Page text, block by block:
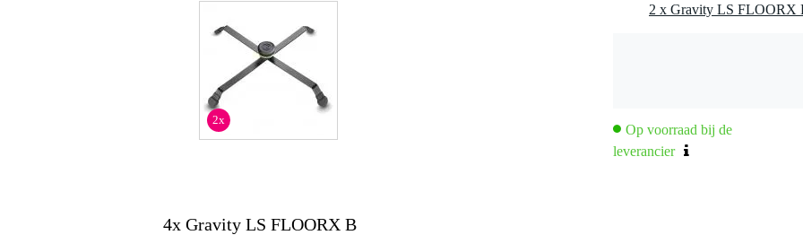
materiaal: staal
kleur: zwart, poedercoating
max. draagvermogen: 14 kg
afmetingen (LxBxH): 38.5 x 35.5 x 4 cm
gewicht: 0.4 kg
2x
2 x Gravity LS FLOORX
Op voorraad bij de
leverancier
4x Gravity LS FLOORX B